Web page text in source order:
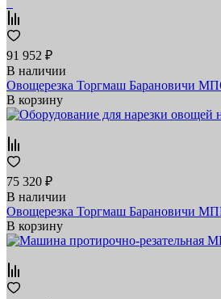
91 952 ₽
В наличии
Овощерезка Торгмаш Барановичи
В корзину
75 320 ₽
В наличии
Овощерезка Торгмаш Барановичи
В корзину